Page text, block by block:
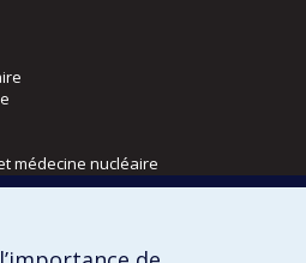
médecine nucléaire